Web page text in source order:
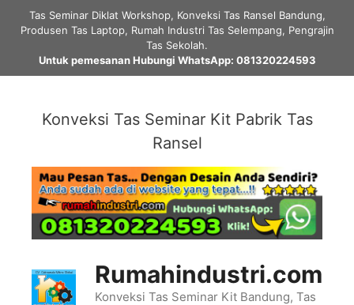
Tas Seminar Diklat Workshop, Konveksi Tas Ransel Bandung,
Produsen Tas Laptop, Rumah Industri Tas Selempang, Pengrajin
Tas Sekolah.
Untuk pemesanan Hubungi WhatsApp: 081320224593
Konveksi Tas Seminar Kit Pabrik Tas
Ransel
Rumahindustri.com
Konveksi Tas Seminar Kit Bandung, Tas